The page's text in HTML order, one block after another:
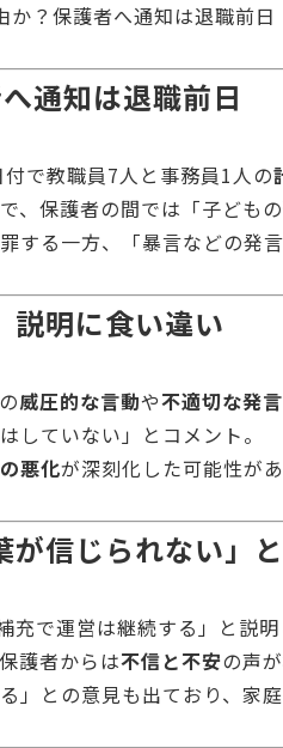
？保護者へ通知は退職前
通知は退職前日
で教職員7人と事務員1人の
で、保護者の間では「子ども
る一方、「暴言などの発
明に食い違い
威圧的な言動や不適切な発言
していない」とコメント。
悪化が深刻化した可能性があ
信じられない」
で運営は継続する」と説明
護者からは不信と不安の声
」との意見も出ており、家